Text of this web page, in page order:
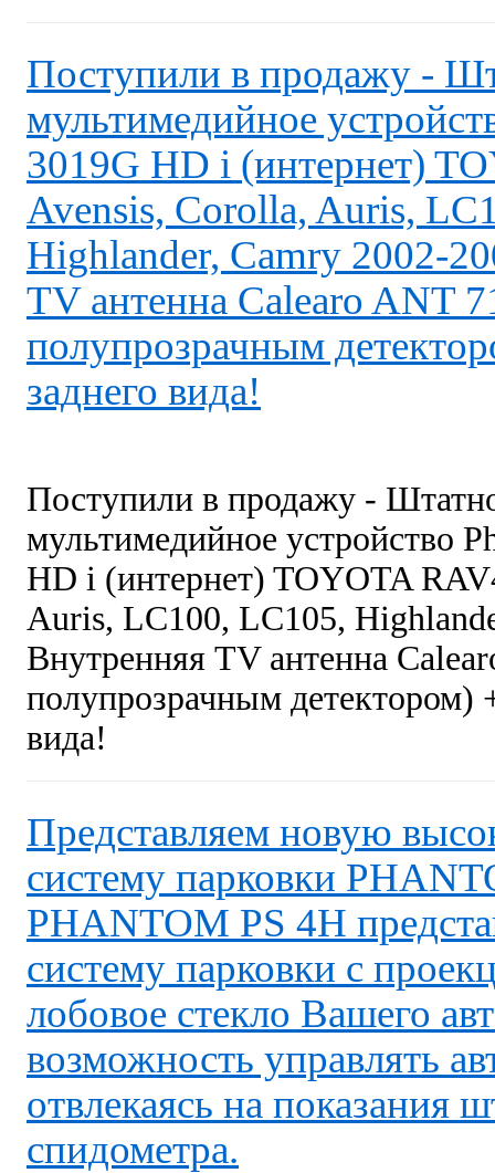
Поступили в продажу -
мультимедийное
3019G HD i (интернет)
Avensis, Corolla, Auris,
Highlander, Camry 2002-
TV антенна Calearo ANT
полупрозрачным
заднего вида!
Поступили в продажу -
мультимедийное устройство
HD i (интернет) TOYOTA
Auris, LC100, LC105,
Внутренняя TV антенна
полупрозрачным детектором)
вида!
Представляем новую
систему парковки
PHANTOM PS 4H
систему парковки с
лобовое стекло Вашего
возможность управлять
отвлекаясь на показания
спидометра.